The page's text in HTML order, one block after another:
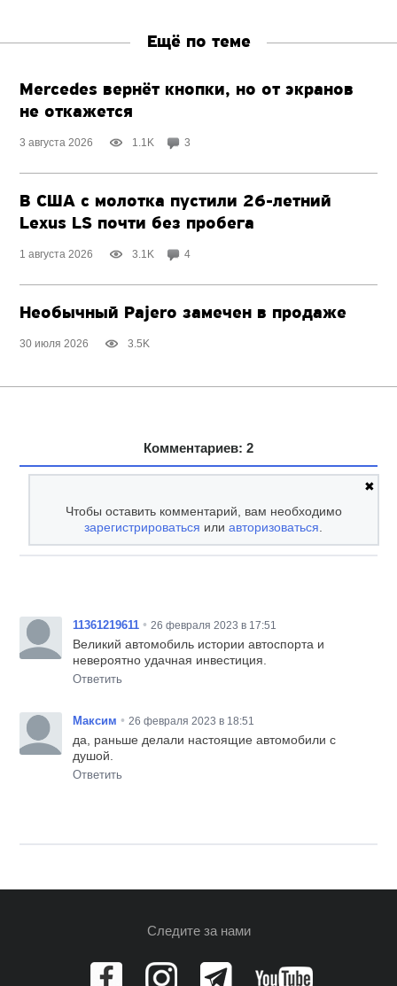
Ещё по теме
Mercedes вернёт кнопки, но от экранов
не откажется
3 августа 2026 1.1K 3
В США с молотка пустили 26-летний
Lexus LS почти без пробега
1 августа 2026 3.1K 4
Необычный Pajero замечен в продаже
30 июля 2026 3.5K
Комментариев: 2
✖
Чтобы оставить комментарий, вам необходимо
зарегистрироваться илиавторизоваться
11361219611 • 26 февраля 2023 в 17:51
Великий автомобиль истории автоспорта и
невероятно удачная инвестиция.
Ответить
Максим • 26 февраля 2023 в 18:51
да, раньше делали настоящие автомобили с
душой.
Ответить
Следите за нами